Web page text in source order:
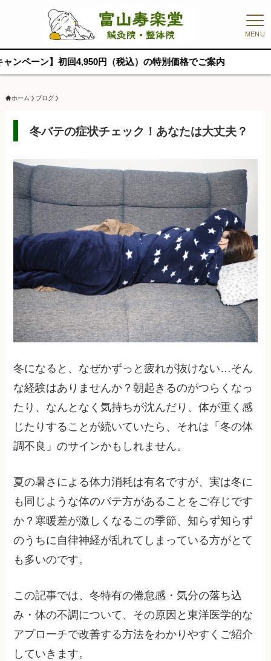
MENU
回4,950円（税込）の特別価格でご案内
ホーム ブログ
冬バテの症状チェック！あなたは大丈夫？
冬になると、なぜかずっと疲れが抜けない…そん
な経験はありませんか？朝起きるのがつらくなっ
たり、なんとなく気持ちが沈んだり、体が重く感
じたりすることが続いていたら、それは「冬の体
調不良」のサインかもしれません。
夏の暑さによる体力消耗は有名ですが、実は冬に
も同じような体のバテ方があることをご存じです
か？寒暖差が激しくなるこの季節、知らず知らず
のうちに自律神経が乱れてしまっている方がとて
も多いのです。
この記事では、冬特有の倦怠感・気分の落ち込
み・体の不調について、その原因と東洋医学的な
アプローチで改善する方法をわかりやすくご紹介
していきます。